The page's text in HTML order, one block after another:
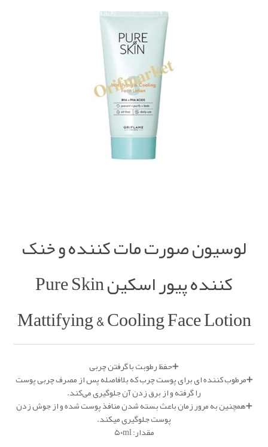
لوسيون صورت مات کننده و خنک
کننده پیور اسکین Pure Skin
Mattifying & Cooling Face Lotion
➕حفظ رطوبت با گرفتن چربی
➕مرطوب کننده ای برای پوست چرب که بلافاصله پس از مصرف چربی پوست
را گرفته و از برق زدن آن جلوگیری می‌کند.
➕همچنین به مرور زمان باعث بسته شدن منافذ پوست شده و از جوش زدن
پوست جلوگیری میکند.
مقدار: ۵۰ml